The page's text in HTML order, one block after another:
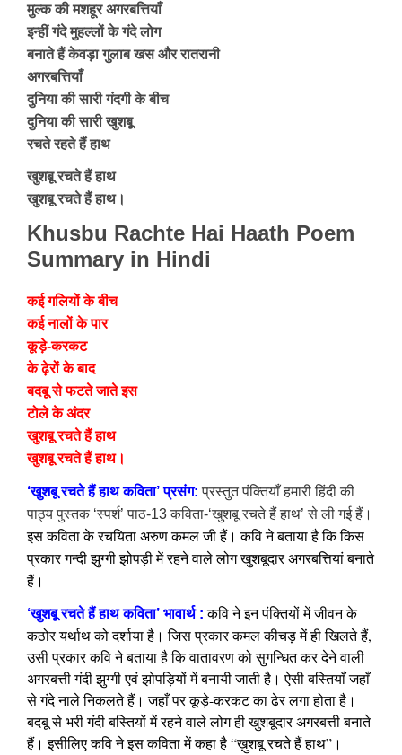
मुल्क की मशहूर अगरबत्तियाँ
इन्हीं गंदे मुहल्लों के गंदे लोग
बनाते हैं केवड़ा गुलाब खस और रातरानी
अगरबत्तियाँ
दुनिया की सारी गंदगी के बीच
दुनिया की सारी खुशबू
रचते रहते हैं हाथ
खुशबू रचते हैं हाथ
खुशबू रचते हैं हाथ।
Khusbu Rachte Hai Haath Poem
Summary in Hindi
कई गलियों के बीच
कई नालों के पार
कूड़े-करकट
के ढ़ेरों के बाद
बदबू से फटते जाते इस
टोले के अंदर
खुशबू रचते हैं हाथ
खुशबू रचते हैं हाथ।
‘खुशबू रचते हैं हाथ कविता’ प्रसंग:प्रस्तुतपंक्तियाँ हमारी हिंदी की
पाठ्य पुस्तक ‘स्पर्श’ पाठ-13 कविता-‘खुशबू रचते हैं हाथ’ से ली गई हैं ।
इस कविता के रचयिता अरुण कमल जी हैं। कवि ने बताया है कि किस
प्रकार गन्दी झुग्गी झोपड़ी में रहने वाले लोग खुशबूदार अगरबत्तियां बनाते
हैं।
‘खुशबू रचते हैं हाथ कविता’ भावार्थ :कवि ने इन पंक्तियों में जीवन के
कठोर यर्थाथ को दर्शाया है। जिस प्रकार कमल कीचड़ में ही खिलते हैं,
उसी प्रकार कवि ने बताया है कि वातावरण को सुगन्धित कर देने वाली
अगरबत्ती गंदी झुग्गी एवं झोपड़ियों में बनायी जाती है। ऐसी बस्तियाँ जहाँ
से गंदे नाले निकलते हैं। जहाँ पर कूड़े-करकट का ढेर लगा होता है।
बदबू से भरी गंदी बस्तियों में रहने वाले लोग ही खुशबूदार अगरबत्ती बनाते
हैं। इसीलिए कवि ने इस कविता में कहा है “ख़ुशबू रचते हैं हाथ”।